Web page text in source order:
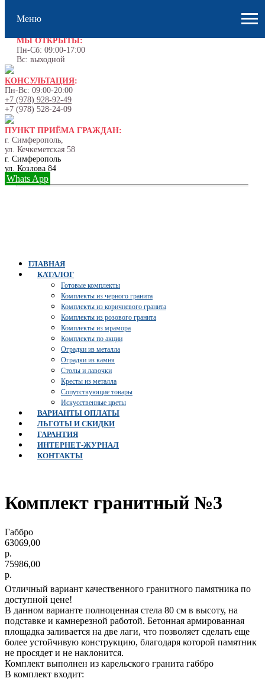
МЫ ОТКРЫТЫ:
Пн-Сб: 09:00-17:00
Вс: выходной
КОНСУЛЬТАЦИЯ:
Пн-Вс: 09:00-20:00
+7 (978) 928-92-49
+7 (978) 528-24-09
ПУНКТ ПРИЁМА ГРАЖДАН:
г. Симферополь,
ул. Кечкеметская 58
г. Симферополь
ул. Козлова 84
Whats App
ГЛАВНАЯ
КАТАЛОГ
Готовые комплекты
Комплекты из черного гранита
Комплекты из коричневого гранита
Комплекты из розового гранита
Комплекты из мрамора
Комплекты по акции
Оградки из металла
Оградки из камня
Столы и лавочки
Кресты из металла
Сопутствующие товары
Искусственные цветы
ВАРИАНТЫ ОПЛАТЫ
ЛЬГОТЫ И СКИДКИ
ГАРАНТИЯ
ИНТЕРНЕТ-ЖУРНАЛ
КОНТАКТЫ
Меню
Комплект гранитный №3
Габбро
63069,00
р.
75986,00
р.
Отличный вариант качественного гранитного памятника по
доступной цене!
В данном варианте полноценная стела 80 см в высоту, на
подставке и камнерезной работой. Бетонная армированная
площадка заливается на две лаги, что позволяет сделать еще
более устойчивую конструкцию, благодаря которой памятник
не просядет и не наклонится.
Комплект выполнен из карельского гранита габбро
В комплект входит: